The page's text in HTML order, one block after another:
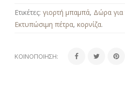
Ετικέτες: γιορτή μπαμπά, Δώρα για
Εκτυπώσιμη πέτρα, κορνίζα.
ΚΟΙΝΟΠΟΊΗΣΗ: